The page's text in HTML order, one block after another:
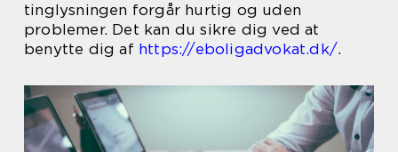
tinglysningen forgår hurtig og uden
problemer. Det kan du sikre dig ved at
benytte dig af https://eboligadvokat.dk/.